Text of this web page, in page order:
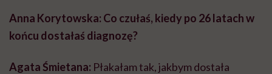
Anna Korytowska: Co czułaś, kiedy po 26 latach w
końcu dostałaś diagnozę?
Agata Śmietana: Płakałam tak, jakbym dostała